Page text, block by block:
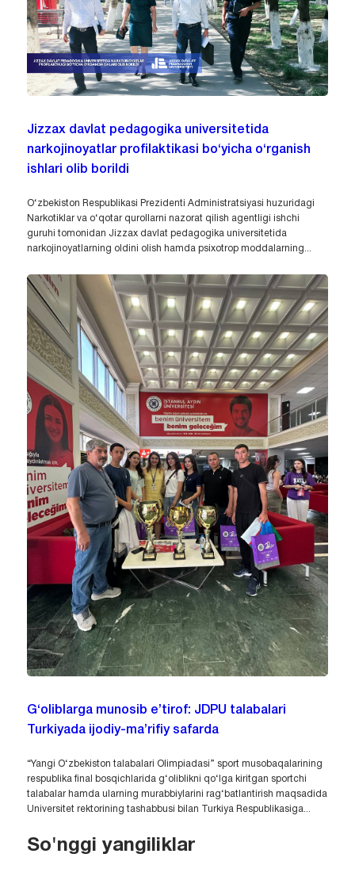
Jizzax davlat pedagogika universitetida
narkojinoyatlar profilaktikasi bo‘yicha o‘rganish
ishlari olib borildi
O‘zbekiston Respublikasi Prezidenti Administratsiyasi huzuridagi
Narkotiklar va o‘qotar qurollarni nazorat qilish agentligi ishchi
guruhi tomonidan Jizzax davlat pedagogika universitetida
narkojinoyatlarning oldini olish hamda psixotrop moddalarning...
G‘oliblarga munosib e’tirof: JDPU talabalari
Turkiyada ijodiy-ma’rifiy safarda
“Yangi O‘zbekiston talabalari Olimpiadasi” sport musobaqalarining
respublika final bosqichlarida g‘oliblikni qo‘lga kiritgan sportchi
talabalar hamda ularning murabbiylarini rag‘batlantirish maqsadida
Universitet rektorining tashabbusi bilan Turkiya Respublikasiga...
So'nggi yangiliklar